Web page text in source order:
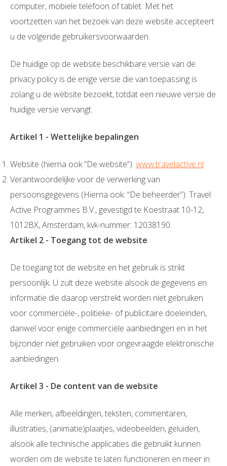
computer, mobiele telefoon of tablet. Met het
voortzetten van het bezoek van deze website accepteert
u de volgende gebruikersvoorwaarden.
De huidige op de website beschikbare versie van de
privacy policy is de enige versie die van toepassing is
zolang u de website bezoekt, totdat een nieuwe versie de
huidige versie vervangt.
Artikel 1 - Wettelijke bepalingen
Website (hierna ook “De website”): www.travelactive.nl
Verantwoordelijke voor de verwerking van
persoonsgegevens (Hierna ook: “De beheerder”): Travel
Active Programmes B.V., gevestigd te Koestraat 10-12,
1012BX, Amsterdam, kvk-nummer: 12038190.
Artikel 2 - Toegang tot de website
De toegang tot de website en het gebruik is strikt
persoonlijk. U zult deze website alsook de gegevens en
informatie die daarop verstrekt worden niet gebruiken
voor commerciële-, politieke- of publicitaire doeleinden,
danwel voor enige commerciële aanbiedingen en in het
bijzonder niet gebruiken voor ongevraagde elektronische
aanbiedingen.
Artikel 3 - De content van de website
Alle merken, afbeeldingen, teksten, commentaren,
illustraties, (animatie)plaatjes, videobeelden, geluiden,
alsook alle technische applicaties die gebruikt kunnen
worden om de website te laten functioneren en meer in